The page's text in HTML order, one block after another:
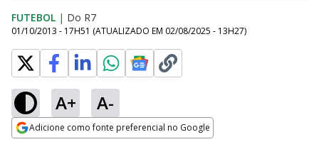
FUTEBOL | Do R7
01/10/2013 - 17H51 (ATUALIZADO EM 02/08/2025 - 13H27)
A+ A-
Adicione como fonte preferencial no Google